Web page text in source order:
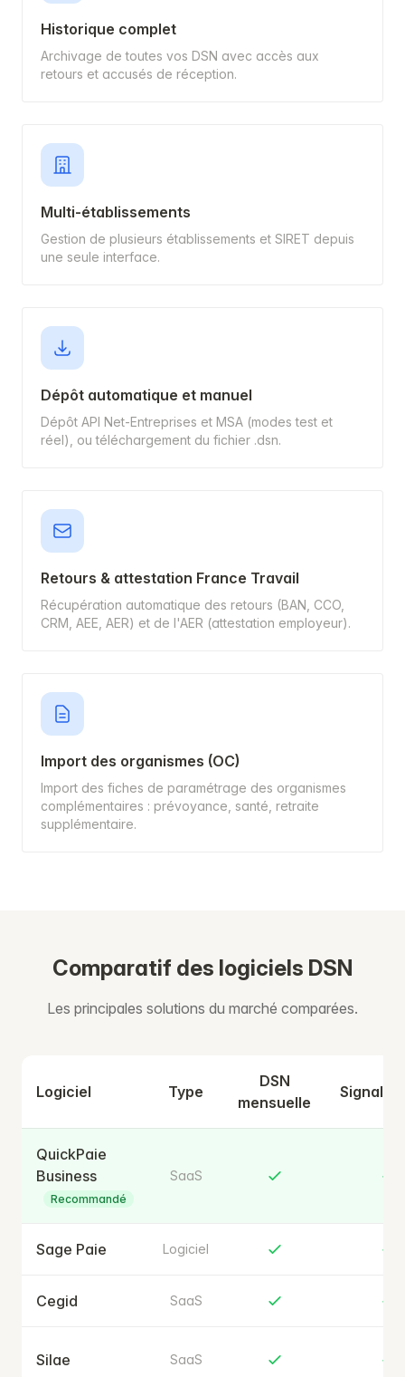
Historique complet
Archivage de toutes vos DSN avec accès aux
retours et accusés de réception.
Multi-établissements
Gestion de plusieurs établissements et SIRET depuis
une seule interface.
Dépôt automatique et manuel
Dépôt API Net-Entreprises et MSA (modes test et
réel), ou téléchargement du fichier .dsn.
Retours & attestation France Travail
Récupération automatique des retours (BAN, CCO,
CRM, AEE, AER) et de l'AER (attestation employeur).
Import des organismes (OC)
Import des fiches de paramétrage des organismes
complémentaires : prévoyance, santé, retraite
supplémentaire.
Comparatif des logiciels DSN
Les principales solutions du marché comparées.
Logiciel Type
DSN
mensuelle
QuickPaie
Business
Recommandé
SaaS
Sage Paie Logiciel
Cegid SaaS
Silae SaaS